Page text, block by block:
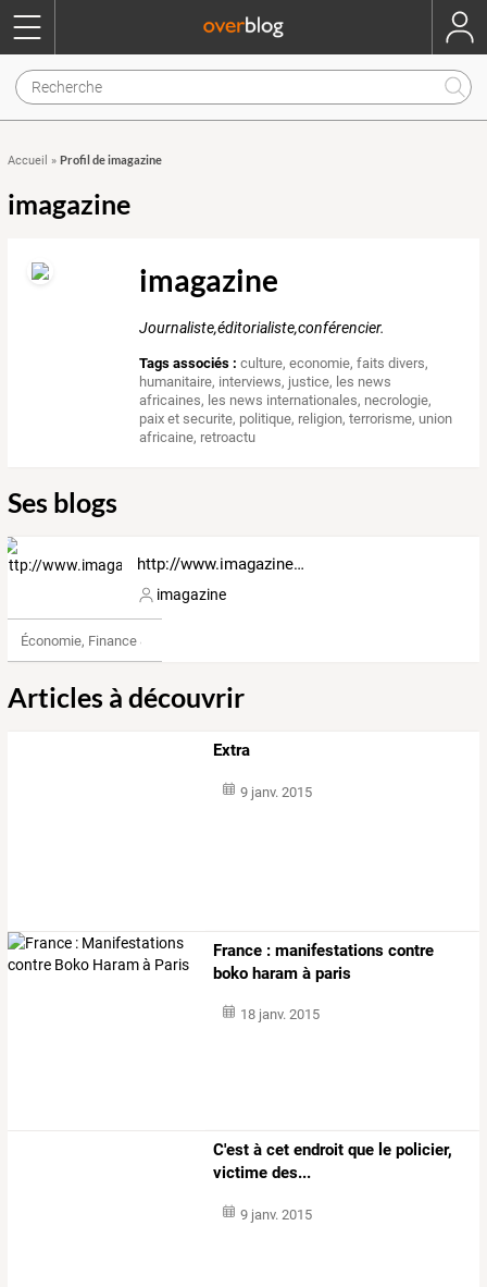
Accueil » Profil de imagazine
imagazine
imagazine
Journaliste,éditorialiste,conférencier.
Tags associés : culture,economie,faits divers,
humanitaire, interviews, justice, les news
africaines, les news internationales, necrologie,
paix et securite, politique, religion,terrorisme, union
africaine, retroactu
Ses blogs
http://www.imagazinepost.info
imagazine
Économie, Finance & Droit
Articles à découvrir
Extra
9 janv. 2015
France : manifestations contre
boko haram à paris
18 janv. 2015
C'est à cet endroit que le policier,
victime des...
9 janv. 2015